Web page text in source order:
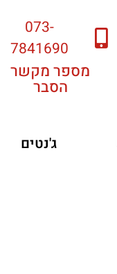
073-
7841690
מספר מקשר
הסבר
ג'נטים